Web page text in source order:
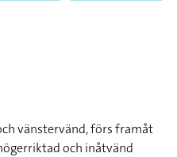
vänstervänd, förs framåt
och inåtvänd